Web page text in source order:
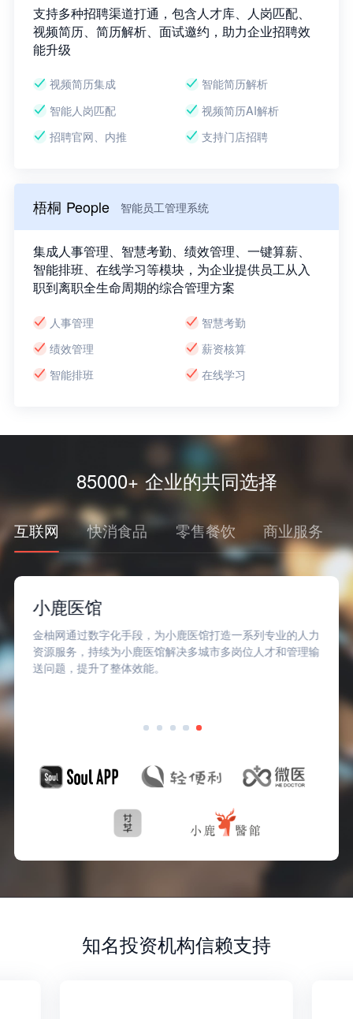
支持多种招聘渠道打通，包含人才库、人岗匹配、
视频简历、简历解析、面试邀约，助力企业招聘效
能升级
视频简历集成
智能简历解析
智能人岗匹配
视频简历AI解析
招聘官网、内推
支持门店招聘
梧桐 People 智能员工管理系统
集成人事管理、智慧考勤、绩效管理、一键算薪、
智能排班、在线学习等模块，为企业提供员工从入
职到离职全生命周期的综合管理方案
人事管理
智慧考勤
绩效管理
薪资核算
智能排班
在线学习
85000+ 企业的共同选择
互联网 快消食品 零售餐饮 商业服务
小鹿医馆
金柚网通过数字化手段，为小鹿医馆打造一系列专业的人力
资源服务，持续为小鹿医馆解决多城市多岗位人才和管理输
送问题，提升了整体效能。
知名投资机构信赖支持